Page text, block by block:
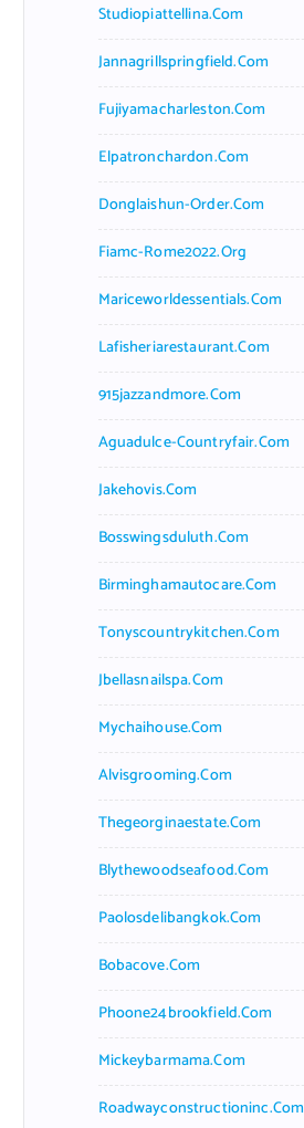
Studiopiattellina.com
Jannagrillspringfield.com
Fujiyamacharleston.com
Elpatronchardon.com
Donglaishun-Order.com
Fiamc-Rome2022.org
Mariceworldessentials.com
Lafisheriarestaurant.com
915jazzandmore.com
Aguadulce-Countryfair.com
Jakehovis.com
Bosswingsduluth.com
Birminghamautocare.com
Tonyscountrykitchen.com
Jbellasnailspa.com
Mychaihouse.com
Alvisgrooming.com
Thegeorginaestate.com
Blythewoodseafood.com
Paolosdelibangkok.com
Bobacove.com
Phoone24brookfield.com
Mickeybarmama.com
Roadwayconstructioninc.com